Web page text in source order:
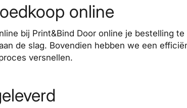
online
bij Print&Bind Dooronline je bestelling te
de slag. Bovendien hebben we een
versnellen.